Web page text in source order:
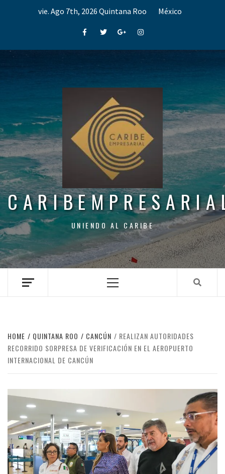
vie. Ago 7th, 2026 Quintana Roo México
FacebookTwitterGoogle+Instagram
UNIENDO AL CARIBE
Menu
HOME QUINTANA ROO CANCÚN
REALIZAN AUTORIDADES
RECORRIDO SORPRESA DE VERIFICACIÓN EN EL AEROPUERTO
INTERNACIONAL DE CANCÚN